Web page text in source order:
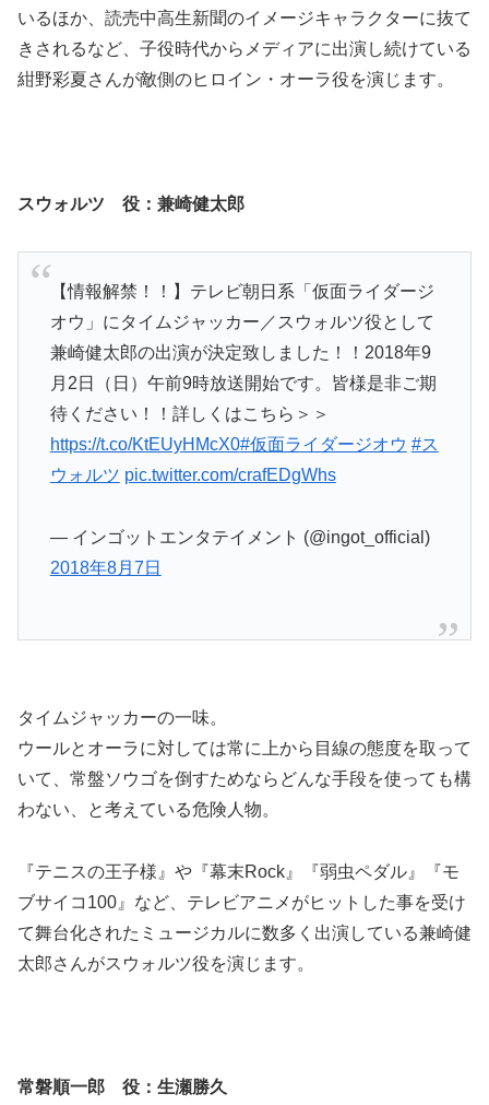
いるほか、読売中高生新聞のイメージキャラクターに抜て
きされるなど、子役時代からメディアに出演し続けている
紺野彩夏さんが敵側のヒロイン・オーラ役を演じます。
スウォルツ 役：兼崎健太郎
【情報解禁！！】テレビ朝日系「仮面ライダージ
オウ」にタイムジャッカー／スウォルツ役として
兼崎健太郎の出演が決定致しました！！2018年9
月2日（日）午前9時放送開始です。皆様是非ご期
待ください！！詳しくはこちら＞＞
https://t.co/KtEUyHMcX0#仮面ライダージオウ #ス
ウォルツ pic.twitter.com/crafEDgWhs
— インゴットエンタテイメント (@ingot_official)
2018年8月7日
タイムジャッカーの一味。
ウールとオーラに対しては常に上から目線の態度を取って
いて、常盤ソウゴを倒すためならどんな手段を使っても構
わない、と考えている危険人物。
『テニスの王子様』や『幕末Rock』『弱虫ペダル』『モ
ブサイコ100』など、テレビアニメがヒットした事を受け
て舞台化されたミュージカルに数多く出演している兼崎健
太郎さんがスウォルツ役を演じます。
常磐順一郎 役：生瀬勝久